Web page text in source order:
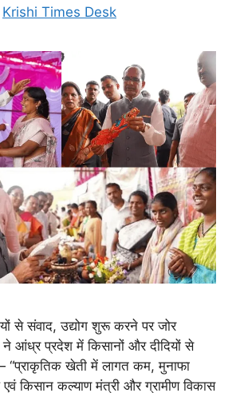
Krishi Times Desk
से संवाद, उद्योग शुरू करने पर जोर
ने आंध्र प्रदेश में किसानों और दीदियों से
“प्राकृतिक खेती में लागत कम, मुनाफा
एवं किसान कल्याण मंत्री और ग्रामीण विकास